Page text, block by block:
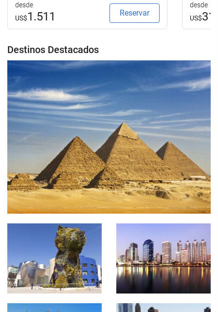
desde
US$1.511 Reservar
desde
US$
Destinos Destacados